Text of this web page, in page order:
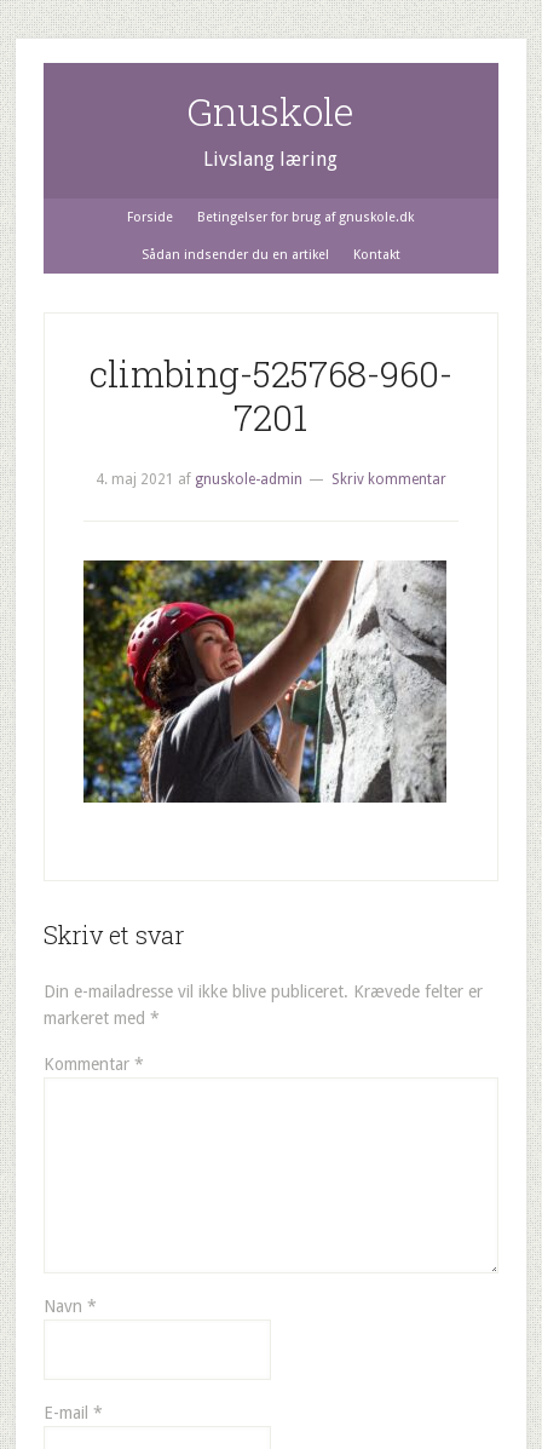
Gnuskole
Livslang læring
Forside Betingelser for brug af gnuskole.dk
Sådan indsender du en artikel Kontakt
climbing-525768-960-
7201
4. maj 2021 af gnuskole-admin Skriv kommentar
Skriv et svar
Din e-mailadresse vil ikke blive publiceret. Krævede felter er
markeret med *
Kommentar *
Navn *
E-mail *